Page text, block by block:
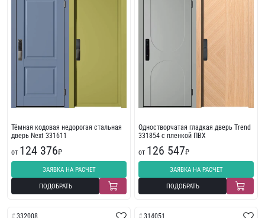
Тёмная кодовая недорогая стальная
дверь Next 331611
от 124 376₽
ЗАЯВКА НА РАСЧЕТ
ПОДОБРАТЬ
Одностворчатая гладкая дверь Trend
331854 с пленкой ПВХ
от 126 547₽
ЗАЯВКА НА РАСЧЕТ
ПОДОБРАТЬ